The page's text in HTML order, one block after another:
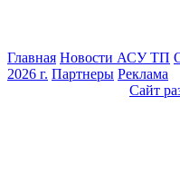
Главная Новости АСУ ТП
2026 г. Партнеры Реклама
Сайт